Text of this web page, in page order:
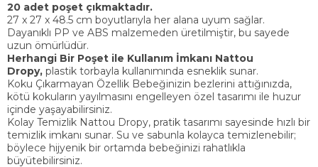
20 adet poşet çıkmaktadır.
27 x 27 x 48.5 cm boyutlarıyla her alana uyum sağlar.
Dayanıklı PP ve ABS malzemeden üretilmiştir, bu sayede
uzun ömürlüdür.
Herhangi Bir Poşet ile Kullanım İmkanı Nattou
Dropy, plastik torbayla kullanımında esneklik sunar.
Koku Çıkarmayan Özellik Bebeğinizin bezlerini attığınızda,
kötü kokuların yayılmasını engelleyen özel tasarımı ile huzur
içinde yaşayabilirsiniz.
Kolay Temizlik Nattou Dropy, pratik tasarımı sayesinde hızlı bir
temizlik imkanı sunar. Su ve sabunla kolayca temizlenebilir;
böylece hijyenik bir ortamda bebeğinizi rahatlıkla
büyütebilirsiniz.